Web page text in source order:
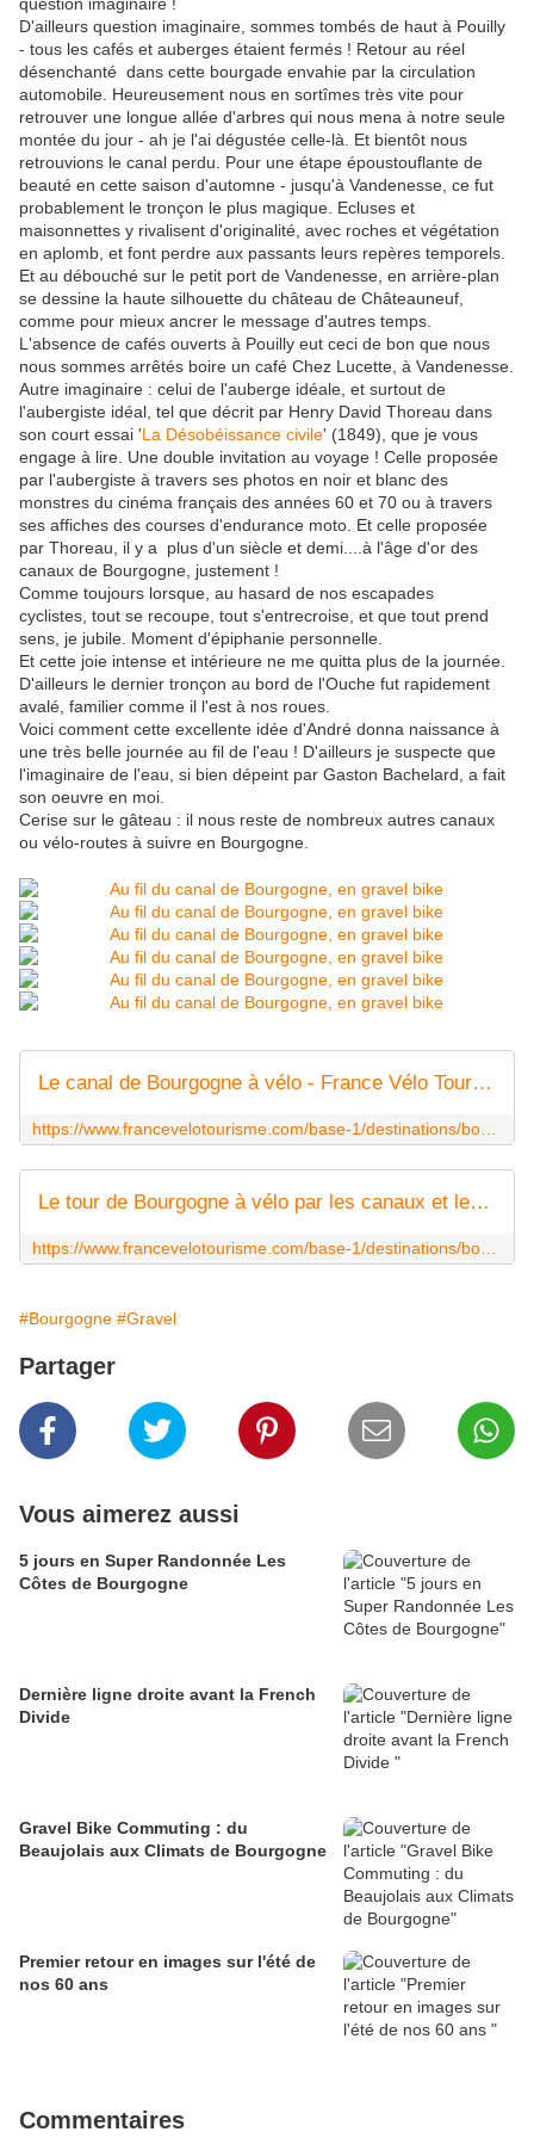
D'ailleurs question imaginaire, sommes tombés de haut à Pouilly
- tous les cafés et auberges étaient fermés ! Retour au réel
désenchanté dans cette bourgade envahie par la circulation
automobile. Heureusement nous en sortîmes très vite pour
retrouver une longue allée d'arbres qui nous mena à notre seule
montée du jour - ah je l'ai dégustée celle-là. Et bientôt nous
retrouvions le canal perdu. Pour une étape époustouflante de
beauté en cette saison d'automne - jusqu'à Vandenesse, ce fut
probablement le tronçon le plus magique. Ecluses et
maisonnettes y rivalisent d'originalité, avec roches et végétation
en aplomb, et font perdre aux passants leurs repères temporels.
Et au débouché sur le petit port de Vandenesse, en arrière-plan
se dessine la haute silhouette du château de Châteauneuf,
comme pour mieux ancrer le message d'autres temps.
L'absence de cafés ouverts à Pouilly eut ceci de bon que nous
nous sommes arrêtés boire un café Chez Lucette, à Vandenesse.
Autre imaginaire : celui de l'auberge idéale, et surtout de
l'aubergiste idéal, tel que décrit par Henry David Thoreau dans
son court essai 'La Désobéissance civile' (1849), que je vous
engage à lire. Une double invitation au voyage ! Celle proposée
par l'aubergiste à travers ses photos en noir et blanc des
monstres du cinéma français des années 60 et 70 ou à travers
ses affiches des courses d'endurance moto. Et celle proposée
par Thoreau, il y a plus d'un siècle et demi....à l'âge d'or des
canaux de Bourgogne, justement !
Comme toujours lorsque, au hasard de nos escapades
cyclistes, tout se recoupe, tout s'entrecroise, et que tout prend
sens, je jubile. Moment d'épiphanie personnelle.
Et cette joie intense et intérieure ne me quitta plus de la journée.
D'ailleurs le dernier tronçon au bord de l'Ouche fut rapidement
avalé, familier comme il l'est à nos roues.
Voici comment cette excellente idée d'André donna naissance à
une très belle journée au fil de l'eau ! D'ailleurs je suspecte que
l'imaginaire de l'eau, si bien dépeint par Gaston Bachelard, a fait
son oeuvre en moi.
Cerise sur le gâteau : il nous reste de nombreux autres canaux
ou vélo-routes à suivre en Bourgogne.
Le canal de Bourgogne à vélo - France Vélo Tourisme
Le tour de Bourgogne à vélo par les canaux et les voies vertes
#Bourgogne #Gravel
Partager
Vous aimerez aussi
5 jours en Super Randonnée Les
Côtes de Bourgogne
Dernière ligne droite avant la French
Divide
Gravel Bike Commuting : du
Beaujolais aux Climats de Bourgogne
Premier retour en images sur l'été de
nos 60 ans
Commentaires